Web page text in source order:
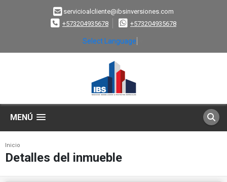
servicioalcliente@ibsinversiones.com
+573204935678
+573204935678
Select Language
MENÚ
Inicio
Detalles del inmueble